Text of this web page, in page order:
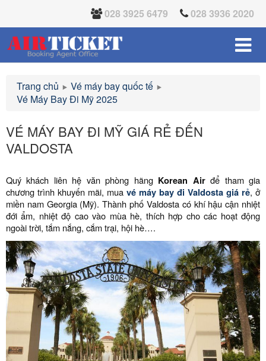
028 3925 6479 028 3936 2020
Trang chủ
Vé máy bay quốc tế
Vé Máy Bay Đi Mỹ 2025
VÉ MÁY BAY ĐI MỸ GIÁ RẺ ĐẾN
VALDOSTA
Quý khách liên hệ văn phòng hãng Korean Airđể tham gia
chương trình khuyến mãi, mua vé máy bay đi Valdosta giá rẻ, ở
miền nam Georgia (Mỹ). Thành phố Valdosta có khí hậu cận nhiệt
đới ẩm, nhiệt độ cao vào mùa hè, thích hợp cho các hoạt động
ngoài trời, tắm nắng, cắm trại, hội hè….